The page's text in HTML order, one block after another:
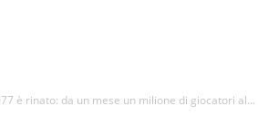
è rinato: da un mese un milione di giocatori al...